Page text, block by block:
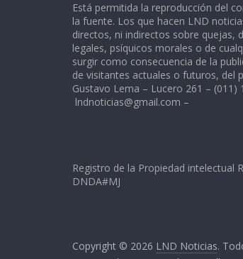
Está permitida la reproducción del
la fuente. Los que hacen LND
directos, ni indirectos sobre quejas,
legales, psíquicos morales o de
surgir como consecuencia de la
de visitantes actuales o futuros, del
Gustavo Lema – Lucero 261 – (011)
lndnoticias@gmail.com –
Registro de la Propiedad intelectual
DNDA#MJ
Copyright © 2026 LND Noticias.